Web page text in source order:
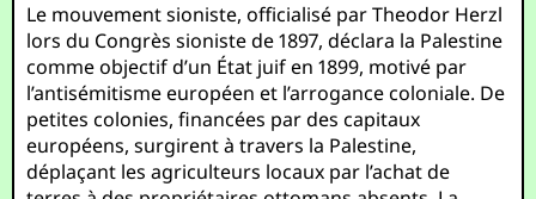
Le mouvement sioniste, officialisé par Theodor Herzl
lors du Congrès sioniste de 1897, déclara la Palestine
comme objectif d’un État juif en 1899, motivé par
l’antisémitisme européen et l’arrogance coloniale. De
petites colonies, financées par des capitaux
européens, surgirent à travers la Palestine,
déplaçant les agriculteurs locaux par l’achat de